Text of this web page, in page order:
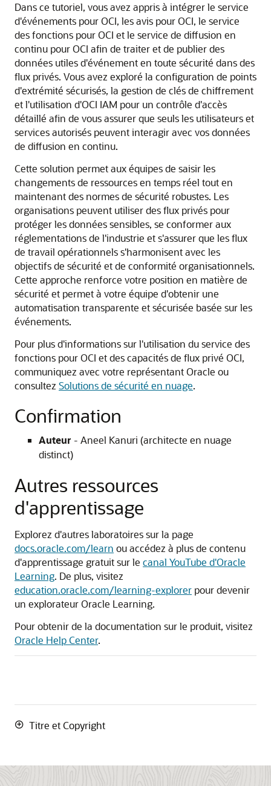
Dans ce tutoriel, vous avez appris à intégrer le service
d'événements pour OCI, les avis pour OCI, le service
des fonctions pour OCI et le service de diffusion en
continu pour OCI afin de traiter et de publier des
données utiles d'événement en toute sécurité dans des
flux privés. Vous avez exploré la configuration de points
d'extrémité sécurisés, la gestion de clés de chiffrement
et l'utilisation d'OCI IAM pour un contrôle d'accès
détaillé afin de vous assurer que seuls les utilisateurs et
services autorisés peuvent interagir avec vos données
de diffusion en continu.
Cette solution permet aux équipes de saisir les
changements de ressources en temps réel tout en
maintenant des normes de sécurité robustes. Les
organisations peuvent utiliser des flux privés pour
protéger les données sensibles, se conformer aux
réglementations de l'industrie et s'assurer que les flux
de travail opérationnels s'harmonisent avec les
objectifs de sécurité et de conformité organisationnels.
Cette approche renforce votre position en matière de
sécurité et permet à votre équipe d'obtenir une
automatisation transparente et sécurisée basée sur les
événements.
Pour plus d'informations sur l'utilisation du service des
fonctions pour OCI et des capacités de flux privé OCI,
communiquez avec votre représentant Oracle ou
consultez Solutions de sécurité en nuage.
Confirmation
Auteur - Aneel Kanuri (architecte en nuage
distinct)
Autres ressources
d'apprentissage
Explorez d'autres laboratoires sur la page
docs.oracle.com/learn ou accédez à plus de contenu
d'apprentissage gratuit sur le canal YouTube d'Oracle
Learning. De plus, visitez
education.oracle.com/learning-explorer pour devenir
un explorateur Oracle Learning.
Pour obtenir de la documentation sur le produit, visitez
Oracle Help Center.
Titre et Copyright